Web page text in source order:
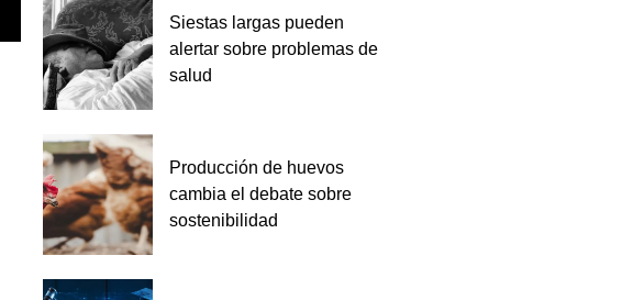
Siestas largas pueden
alertar sobre problemas de
salud
Producción de huevos
cambia el debate sobre
sostenibilidad